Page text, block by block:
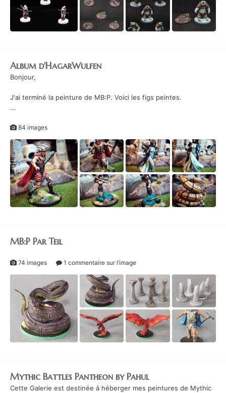
Album d'HagarWulfen
Bonjour,
J'ai terminé la peinture de MB:P. Voici les figs peintes.
...
84 images
MB:P Par Teil
74 images 1 commentaire sur l’image
Mythic Battles Pantheon by Pahul
Cette Galerie est destinée à héberger mes peintures de Mythic